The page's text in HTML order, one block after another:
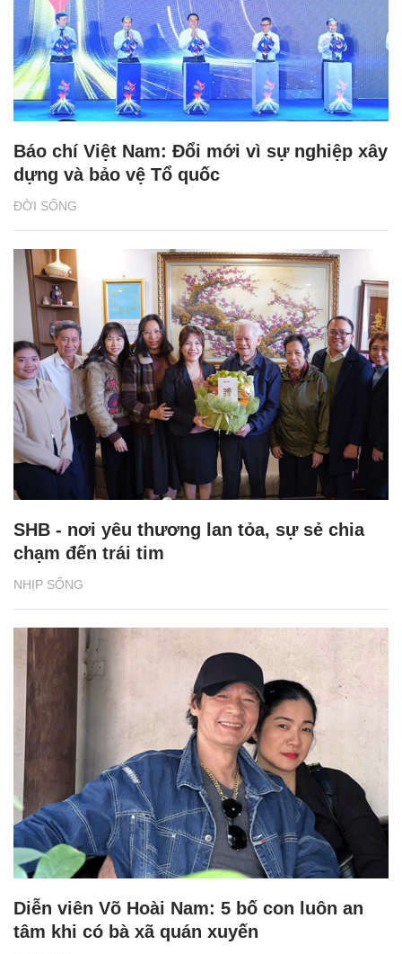
ĐỜI SỐNG
Báo chí Việt Nam: Đổi mới vì sự nghiệp xây
dựng và bảo vệ Tổ quốc
NHỊP SỐNG
SHB - nơi yêu thương lan tỏa, sự sẻ chia
chạm đến trái tim
Diễn viên Võ Hoài Nam: 5 bố con luôn an
tâm khi có bà xã quán xuyến